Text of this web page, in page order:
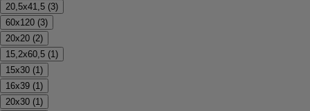
20,5x41,5 (3)
60x120 (3)
20x20 (2)
15,2x60,5 (1 )
15x30 (1 )
16x39 (1 )
20x30 (1 )